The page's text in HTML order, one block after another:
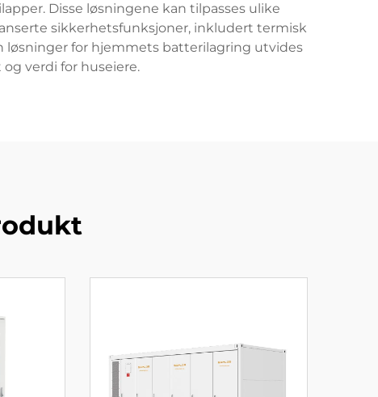
Disse løsningene kan tilpasses ulike
sikkerhetsfunksjoner, inkludert termisk
løsninger for hjemmets batterilagring utvides
verdi for huseiere.